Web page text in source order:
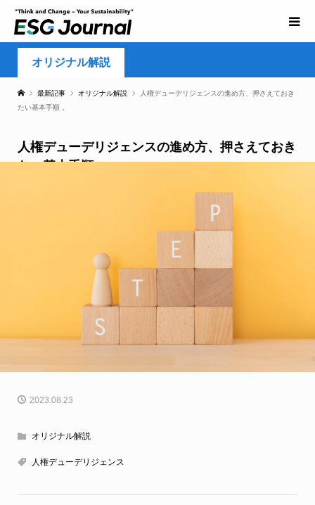
オリジナル解説
最新記事 オリジナル解説
人権デューデリジェンスの進め方、押さえておき
たい基本手順 。
人権デューデリジェンスの進め方、押さえておき
たい基本手順 。
2023.08.23
オリジナル解説
人権デューデリジェンス